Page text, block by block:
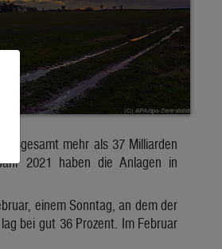
mehr als 37 Milliarden
2021 haben die Anlagen in
einem Sonntag, an dem der
bei gut 36 Prozent. Im Februar